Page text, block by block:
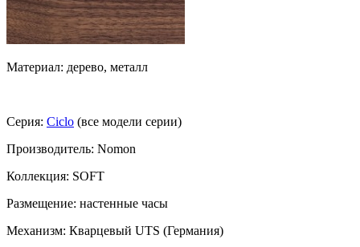
Материал: дерево, металл
Серия: Ciclo (все модели серии)
Производитель: Nomon
Коллекция: SOFT
Размещение: настенные часы
Механизм: Кварцевый UTS (Германия)